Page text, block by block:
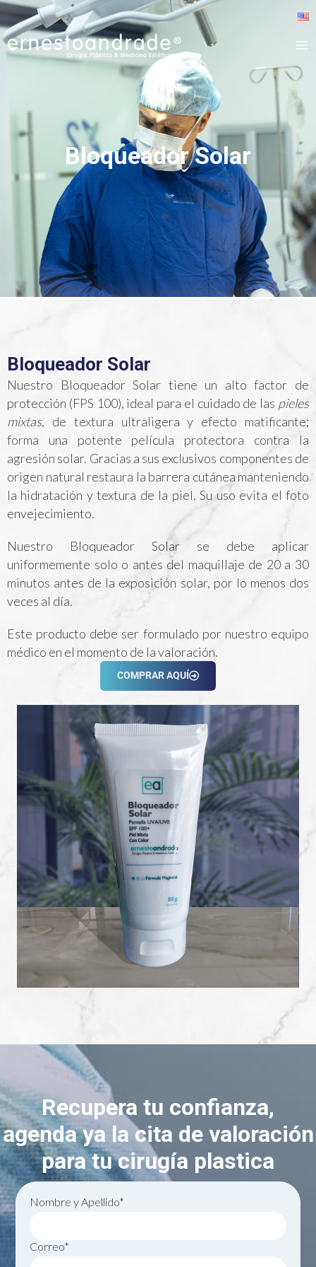
Bloqueador Solar
Bloqueador Solar
Nuestro Bloqueador Solar tiene un alto factor de
protección (FPS 100), ideal para el cuidado de las pieles
mixtas, de textura ultraligera y efecto matificante;
forma una potente película protectora contra la
agresión solar. Gracias a sus exclusivos componentes de
origen natural restaura la barrera cutánea manteniendo
la hidratación y textura de la piel. Su uso evita el foto
envejecimiento.
Nuestro Bloqueador Solar se debe aplicar
uniformemente solo o antes del maquillaje de 20 a 30
minutos antes de la exposición solar, por lo menos dos
veces al día.
Este producto debe ser formulado por nuestro equipo
médico en el momento de la valoración.
COMPRAR AQUÍ
Recupera tu confianza,
agenda ya la cita de valoración
para tu cirugía plastica
Nombre y Apellido*
Correo*